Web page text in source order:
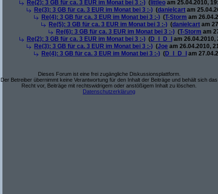
Re(2): 3 GB für ca. 3 EUR im Monat bei 3 :-) ( littleo am 25.04.2010,
Re(3): 3 GB für ca. 3 EUR im Monat bei 3 :-) (danielcart am
Re(4): 3 GB für ca. 3 EUR im Monat bei 3 :-) (T-Storm am
Re(5): 3 GB für ca. 3 EUR im Monat bei 3 :-) (danielcart am
Re(6): 3 GB für ca. 3 EUR im Monat bei 3 :-) (T-Storm am
Re(2): 3 GB für ca. 3 EUR im Monat bei 3 :-) (D_I_D_I
am 26.04.2010,
Re(3): 3 GB für ca. 3 EUR im Monat bei 3 :-) (Joe am 26.04.2010,
Re(4): 3 GB für ca. 3 EUR im Monat bei 3 :-) (D_I_D_I am
Dieses Forum ist eine frei zugängliche Diskussionsplattform.
Der Betreiber übernimmt keine Verantwortung für den Inhalt der Beiträge und behält sich das
Recht vor, Beiträge mit rechtswidrigem oder anstößigem Inhalt zu löschen.
Datenschutzerklärung